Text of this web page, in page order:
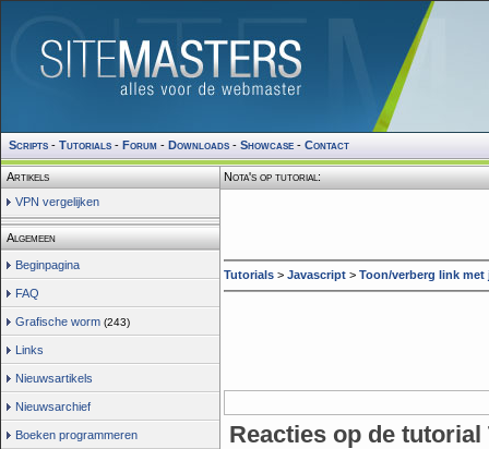
Scripts - Tutorials - Forum - Downloads - Showcase - Contact
Artikels
VPN vergelijken
Algemeen
Beginpagina
FAQ
Grafische worm (243)
Links
Nieuwsartikels
Nieuwsarchief
Boeken programmeren
Nota's op tutorial:
Tutorials > Javascript > Toon/verberg link met
Reacties op de